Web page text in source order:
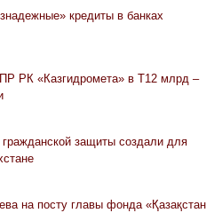
кредиты в банках
РК «Казгидромета» в Т12 млрд –
защиты создали для
на посту главы фонда «Қазақстан